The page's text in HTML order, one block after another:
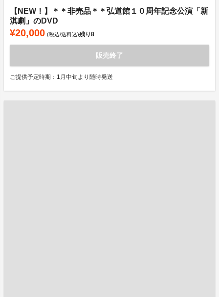
【NEW！】＊＊非売品＊＊弘道館１０周年記念公演「新
淇劇」のDVD
¥20,000 (税込/送料込)残り8
販売終了
ご提供予定時期：1月中旬より随時発送